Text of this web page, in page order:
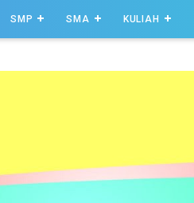
SMP SMA KULIAH